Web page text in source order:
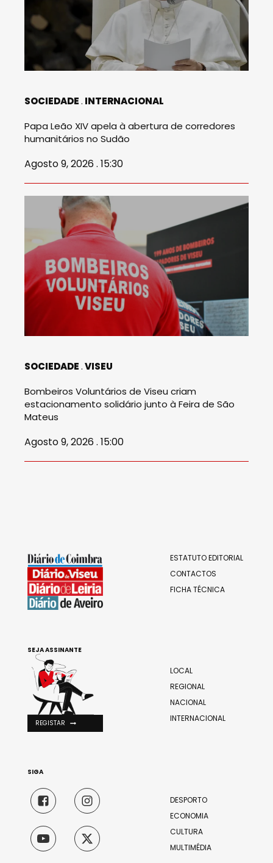
SOCIEDADE INTERNACIONAL
Papa Leão XIV apela à abertura de corredores
humanitários no Sudão
Agosto 9, 2026 . 15:30
SOCIEDADE VISEU
Bombeiros Voluntários de Viseu criam
estacionamento solidário junto à Feira de São
Mateus
Agosto 9, 2026 . 15:00
ESTATUTO EDITORIAL
CONTACTOS
FICHA TÉCNICA
LOCAL
REGIONAL
NACIONAL
INTERNACIONAL
DESPORTO
ECONOMIA
CULTURA
MULTIMÉDIA
SEJA ASSINANTE
REGISTAR
SIGA